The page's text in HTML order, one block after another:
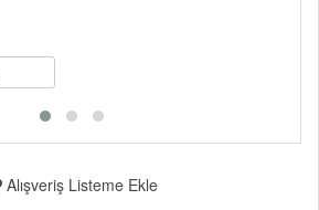
Alışveriş Listeme Ekle